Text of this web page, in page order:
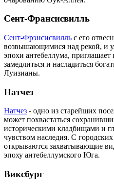
Сент-Франсисвилль
Сент-Фрэнсисвилль с его
возвышающимися над рекой, и
эпохи антебеллума, приглашает
замедлиться и насладиться
Луизианы.
Натчез
Натчез - одно из старейших
может похвастаться
историческими кладбищами и
чувством наследия. С
открываются захватывающие
эпоху антебеллумского Юга.
Виксбург